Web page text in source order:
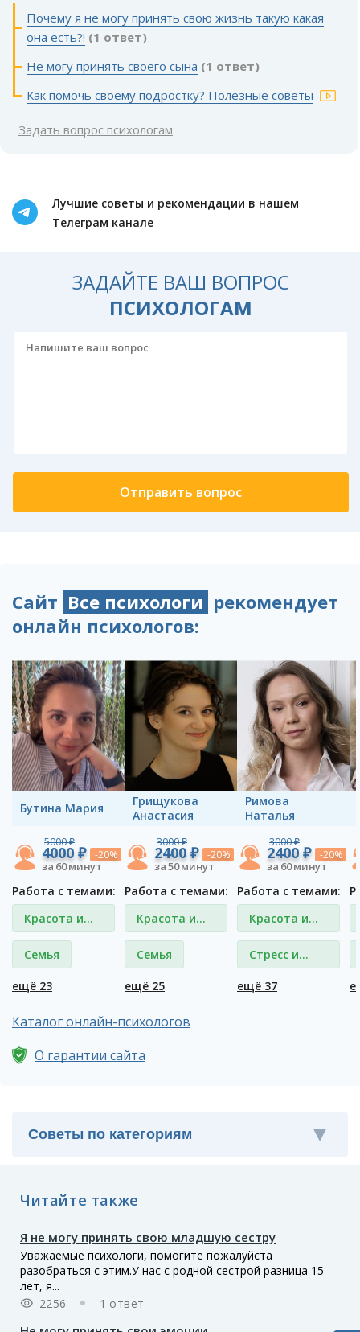
Почему я не могу принять свою жизнь такую какая
она есть?! (1 ответ)
Не могу принять своего сына (1 ответ)
Как помочь своему подростку? Полезные советы
Задать вопрос психологам
Лучшие советы и рекомендации в нашем
Телеграм канале
ЗАДАЙТЕ ВАШ ВОПРОС
ПСИХОЛОГАМ
Сайт Все психологи рекомендует
онлайн психологов:
Бутина Мария
5000 ₽
4000 ₽ -20%
за 60 минут
Работа с темами:
Красота и
внешность
Семья
ещё 23
Грищукова
Анастасия
3000 ₽
2400 ₽ -20%
за 50 минут
Работа с темами:
Красота и
внешность
Семья
ещё 25
Римова
Наталья
3000 ₽
2400 ₽ -20%
за 60 минут
Работа с темами:
Красота и
внешность
Стресс и
депрессия
ещё 37
Каталог онлайн-психологов
О гарантии сайта
Читайте также
Я не могу принять свою младшую сестру
Уважаемые психологи, помогите пожалуйста
разобраться с этим.У нас с родной сестрой разница 15
лет, я...
2256
1 ответ